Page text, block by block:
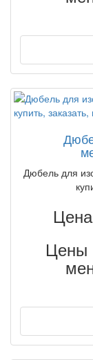
Дюбель для
Цены